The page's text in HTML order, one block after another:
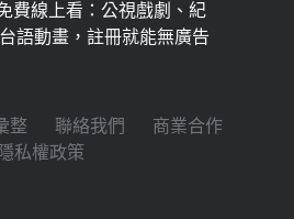
費線上看：公視戲劇、紀
語動畫，註冊就能無廣告
整 聯絡我們
商業合作
隱私權政策